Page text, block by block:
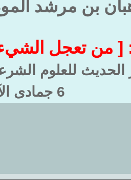
بن مرشد
: [ من تعجل
الحديث للعلوم
6 جمادى الآخرة 1442هـ